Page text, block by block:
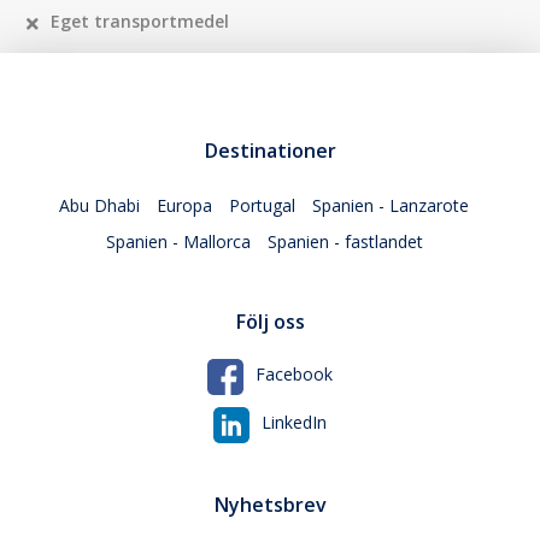
Eget transportmedel
Destinationer
Abu Dhabi Europa Portugal
Spanien - Lanzarote
Spanien - Mallorca
Spanien - fastlandet
Följ oss
Facebook
LinkedIn
Nyhetsbrev